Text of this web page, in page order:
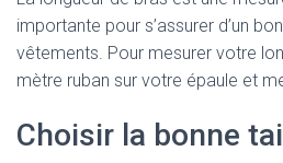
importante pour s’assurer d’un
vêtements. Pour mesurer votre
mètre ruban sur votre épaule et
Choisir la bonne